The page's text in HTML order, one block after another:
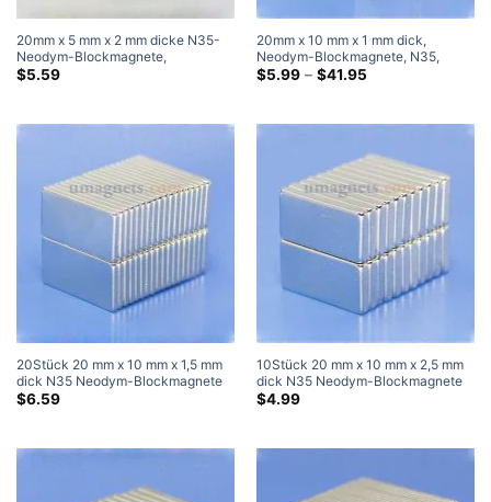
20mm x 5 mm x 2 mm dicke N35-
Neodym-Blockmagnete,
superstarke, flache, dünne,
$5.59
20mm x 10 mm x 1 mm dick,
Neodym-Blockmagnete, N35,
starke seltene Erden, rechteckige
$5.99 – $41.95Preisklasse:
20Stück 20 mm x 10 mm x 1,5 mm
dick N35 Neodym-Blockmagnete
Superstarke Magnete
$6.59
10Stück 20 mm x 10 mm x 2,5 mm
dick N35 Neodym-Blockmagnete
Superstarke Magnete
$4.99